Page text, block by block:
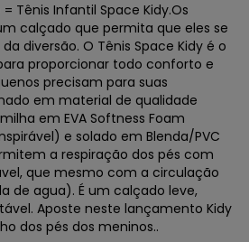
Tênis Infantil Space Kidy.Os
calçado que permita que eles se
diversão. O Tênis Space Kidy é o
proporcionar todo conforto e
precisam para suas
em material de qualidade
em EVA Softness Foam
e solado em Blenda/PVC
a respiração dos pés com
que mesmo com a circulação
de agua). É um calçado leve,
Aposte neste lançamento Kidy
dos pés dos meninos..